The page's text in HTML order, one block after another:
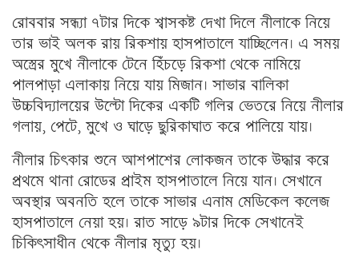
রোববার সন্ধ্যা ৭টার দিকে শ্বাসকষ্ট দেখা দিলে নীলাকে নিয়ে
তার ভাই অলক রায় রিকশায় হাসপাতালে যাচ্ছিলেন। এ সময়
অস্ত্রের মুখে নীলাকে টেনে হিঁচড়ে রিকশা থেকে নামিয়ে
পালপাড়া এলাকায় নিয়ে যায় মিজান। সাভার বালিকা
উচ্চবিদ্যালয়ের উল্টো দিকের একটি গলির ভেতরে নিয়ে নীলার
গলায়, পেটে, মুখে ও ঘাড়ে ছুরিকাঘাত করে পালিয়ে যায়।
নীলার চিৎকার শুনে আশপাশের লোকজন তাকে উদ্ধার করে
প্রথমে থানা রোডের প্রাইম হাসপাতালে নিয়ে যান। সেখানে
অবস্থার অবনতি হলে তাকে সাভার এনাম মেডিকেল কলেজ
হাসপাতালে নেয়া হয়। রাত সাড়ে ৯টার দিকে সেখানেই
চিকিৎসাধীন থেকে নীলার মৃত্যু হয়।